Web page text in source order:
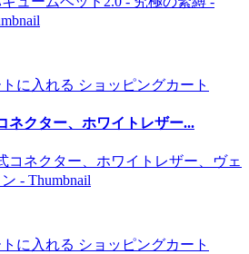
に入れる ショッピングカート
ネクター、ホワイトレザー...
に入れる ショッピングカート